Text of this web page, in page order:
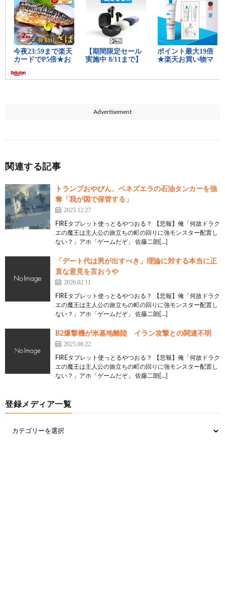
Advertisement
関連する記事
トランプおやびん、ベネズエラの石油タンカーを強
奪「我が国で保管する」
2025.12.27
FIREタブレット使っとるやつおる？ 【悲報】俺「何故ドラク
エの魔王は主人公の旅立ちの町の回りに強モンスター配置し
ない？」アホ「ゲームだぞ」 佐藤二朗[…]
「デート代は男が出すべき」理論に対する本当に正
直な意見を言おうや
2026.02.11
FIREタブレット使っとるやつおる？ 【悲報】俺「何故ドラク
エの魔王は主人公の旅立ちの町の回りに強モンスター配置し
ない？」アホ「ゲームだぞ」 佐藤二朗[…]
B2爆撃機が米基地離陸 イラン攻撃との関連不明
2025.06.22
FIREタブレット使っとるやつおる？ 【悲報】俺「何故ドラク
エの魔王は主人公の旅立ちの町の回りに強モンスター配置し
ない？」アホ「ゲームだぞ」 佐藤二朗[…]
登録メディア一覧